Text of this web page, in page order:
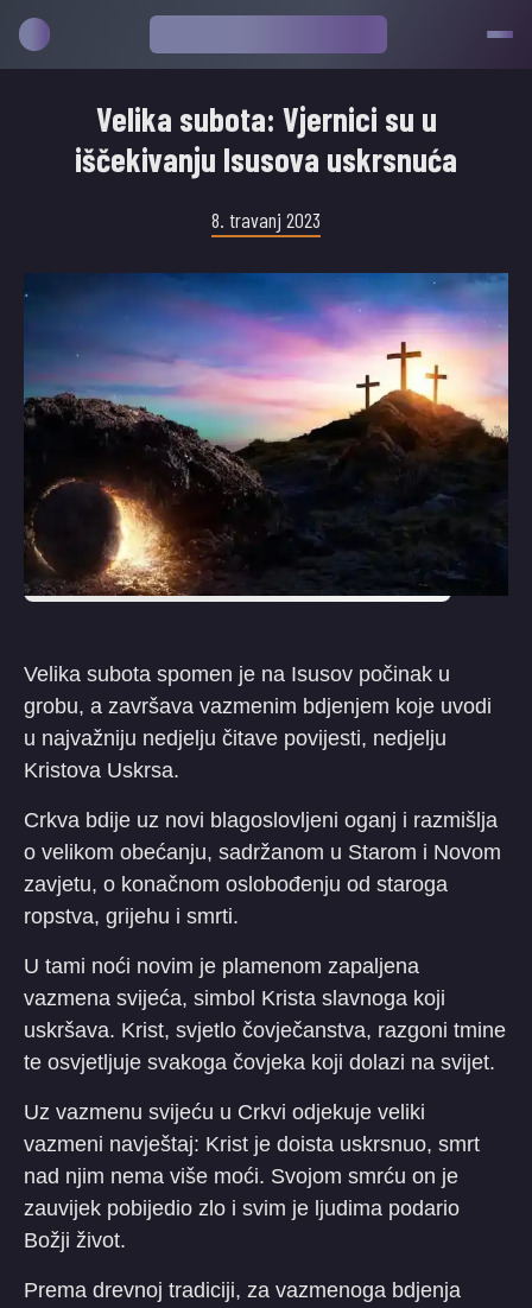
Velika subota: Vjernici su u
iščekivanju Isusova uskrsnuća
8. travanj 2023
Velika subota spomen je na Isusov počinak u
grobu, a završava vazmenim bdjenjem koje uvodi
u najvažniju nedjelju čitave povijesti, nedjelju
Kristova Uskrsa.
Crkva bdije uz novi blagoslovljeni oganj i razmišlja
o velikom obećanju, sadržanom u Starom i Novom
zavjetu, o konačnom oslobođenju od staroga
ropstva, grijehu i smrti.
U tami noći novim je plamenom zapaljena
vazmena svijeća, simbol Krista slavnoga koji
uskršava. Krist, svjetlo čovječanstva, razgoni tmine
te osvjetljuje svakoga čovjeka koji dolazi na svijet.
Uz vazmenu svijeću u Crkvi odjekuje veliki
vazmeni navještaj: Krist je doista uskrsnuo, smrt
nad njim nema više moći. Svojom smrću on je
zauvijek pobijedio zlo i svim je ljudima podario
Božji život.
Prema drevnoj tradiciji, za vazmenoga bdjenja